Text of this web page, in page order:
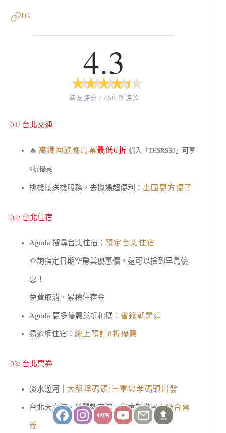
IG
4.3
★
★ ★
★ ★
★ ★
★ ★
★
網友評分 / 458 則評論
01/ 台北交通
🔥 高鐵國旅晚鳥票最低6折 輸入「THSRSS9」可享
9折優惠
桃機接送機服務，去機場超便利： 出國更方便了
02/ 台北住宿
Agoda 搜尋台北住宿： 預定台北住宿
查詢指定日期空房與優惠價，還可以撿到早鳥優
惠！
免費取消、累積住宿金
Agoda 更多優惠與折扣碼： 省錢就靠這
易遊網住宿： 線上預訂8折優惠
03/ 台北票券
淡水遊河｜ 大稻埕碼頭/三重忠孝碼頭出發
台北天文館、科學教育館、兒童新樂園｜聯合票
券
TOP